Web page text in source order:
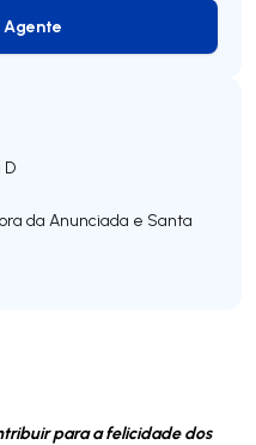
para a felicidade dos
Agente
D
da Anunciada e Santa